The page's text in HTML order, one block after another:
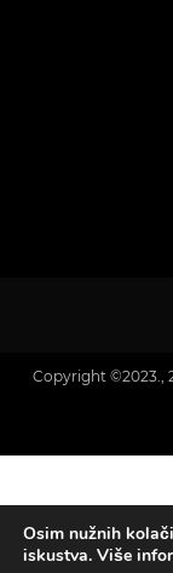
Copyright ©2023.,
Osim nužnih
iskustva. Više